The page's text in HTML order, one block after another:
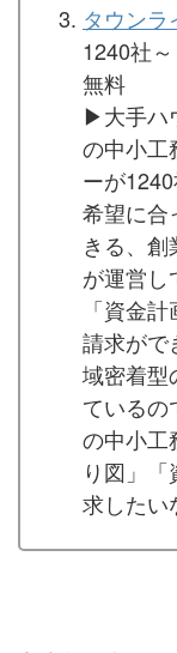
タウンラ
1240社
無料
▶︎大手ハ
の中小工
ーが
希望に合
きる、
が運営し
「資金
請求がで
域密着型
ているの
の中小工
り図」
求したい